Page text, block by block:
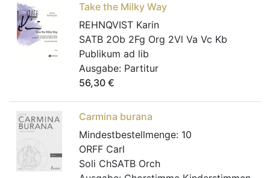
Take the Milky Way
REHNQVIST Karin
SATB 2Ob 2Fg Org 2Vl Va Vc Kb
Publikum ad lib
Ausgabe: Partitur
56,30 €
Carmina burana
Mindestbestellmenge: 10
ORFF Carl
Soli ChSATB Orch